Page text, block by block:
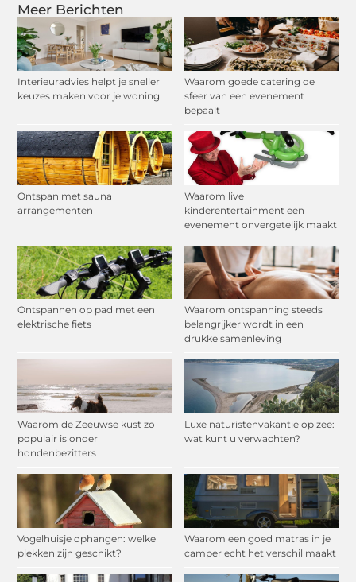
Meer Berichten
Interieuradvies helpt je sneller
keuzes maken voor je woning
Waarom goede catering de
sfeer van een evenement
bepaalt
Ontspan met sauna
arrangementen
Waarom live
kinderentertainment een
evenement onvergetelijk maakt
Ontspannen op pad met een
elektrische fiets
Waarom ontspanning steeds
belangrijker wordt in een
drukke samenleving
Waarom de Zeeuwse kust zo
populair is onder
hondenbezitters
Luxe naturistenvakantie op zee:
wat kunt u verwachten?
Vogelhuisje ophangen: welke
plekken zijn geschikt?
Waarom een goed matras in je
camper echt het verschil maakt